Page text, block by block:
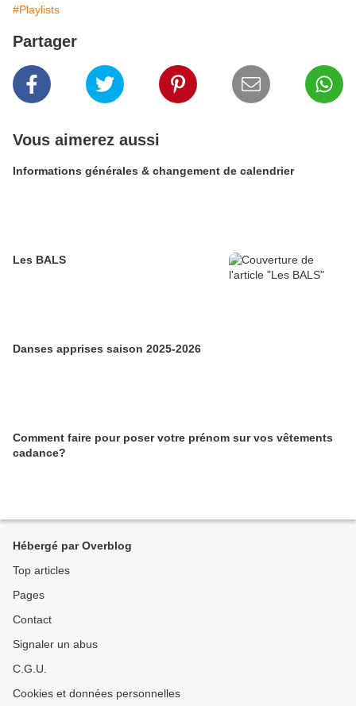
#Playlists
Partager
Vous aimerez aussi
Informations générales & changement de calendrier
Les BALS
Danses apprises saison 2025-2026
Comment faire pour poser votre prénom sur vos vêtements
cadance?
Hébergé par Overblog
Top articles
Pages
Contact
Signaler un abus
C.G.U.
Cookies et données personnelles